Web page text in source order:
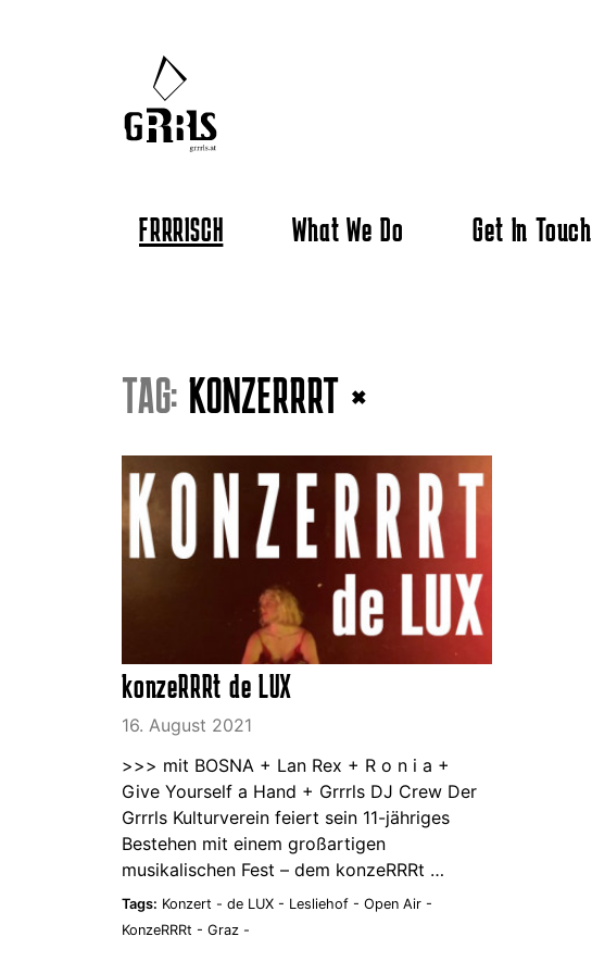
FRRRISCH What We Do Get In Touch
TAG: KONZERRRT ×
konzeRRRt de LUX
16. August 2021
>>> mit BOSNA + Lan Rex + R o n i a +
Give Yourself a Hand + Grrrls DJ Crew Der
Grrrls Kulturverein feiert sein 11-jähriges
Bestehen mit einem großartigen
musikalischen Fest – dem konzeRRRt …
Tags: Konzert - de LUX - Lesliehof - Open Air -
KonzeRRRt - Graz -